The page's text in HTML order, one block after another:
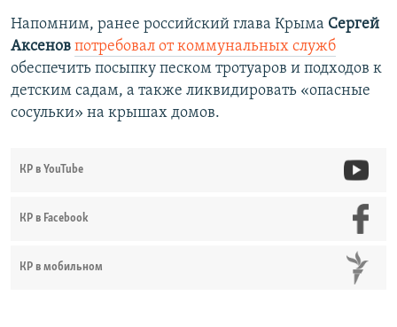
Напомним, ранее российский глава Крыма Сергей
Аксенов потребовал от коммунальных служб
обеспечить посыпку песком тротуаров и подходов к
детским садам, а также ликвидировать «опасные
сосульки» на крышах домов.
КР в YouTube
КР в Facebook
КР в мобильном